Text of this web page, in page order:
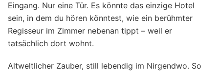
Eingang. Nur eine Tür. Es könnte das einzige Hotel
sein, in dem du hören könntest, wie ein berühmter
Regisseur im Zimmer nebenan tippt – weil er
tatsächlich dort wohnt.
Altweltlicher Zauber, still lebendig im Nirgendwo. So